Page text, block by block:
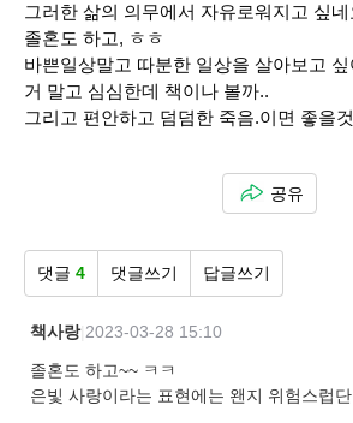
그러한 삶의 의무에서 자유로워지고 싶네
졸혼도 하고, ㅎㅎ
바쁜일상말고 따분한 일상을 살아보고
거 말고 심심한데 책이나 볼까..
그리고 편안하고 덤덤한 죽음.이면 좋을
공유
댓글 4 댓글쓰기 답글쓰기
책사랑| 2023-03-28 15:10
졸혼도 하고~~ ㅋㅋ
은빛 사랑이라는 표현에는 왠지 위험스럽